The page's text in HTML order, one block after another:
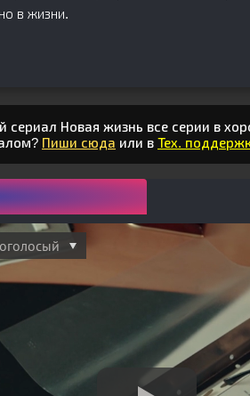
в жизни.
сериал Новая жизнь все серии в
Пиши сюда или в Тех.